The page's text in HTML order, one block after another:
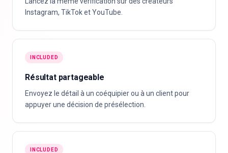
Instagram, TikTok et YouTube.
INCLUDED
Résultat partageable
Envoyez le détail à un coéquipier ou à un client pour
appuyer une décision de présélection.
INCLUDED